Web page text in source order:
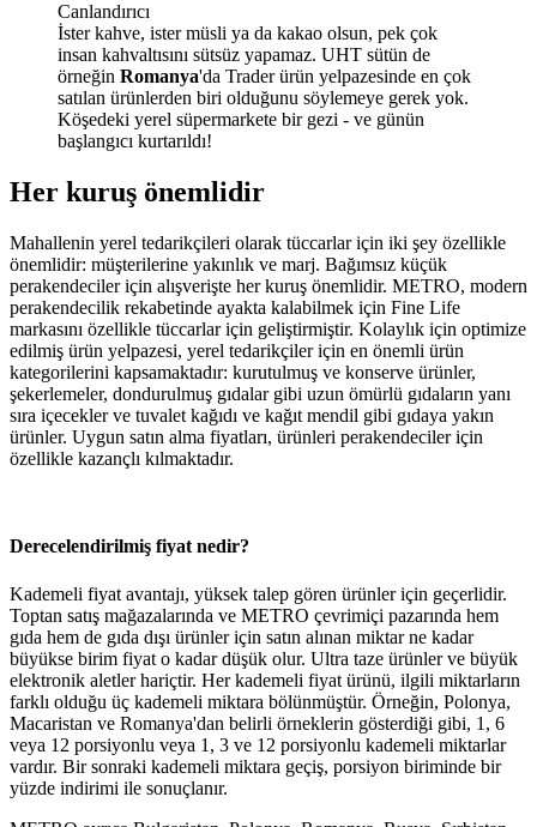
Canlandırıcı
İster kahve, ister müsli ya da kakao olsun, pek çok
insan kahvaltısını sütsüz yapamaz. UHT sütün de
örneğin Romanya'da Trader ürün yelpazesinde en çok
satılan ürünlerden biri olduğunu söylemeye gerek yok.
Köşedeki yerel süpermarkete bir gezi - ve günün
başlangıcı kurtarıldı!
Her kuruş önemlidir
Mahallenin yerel tedarikçileri olarak tüccarlar için iki şey özellikle
önemlidir: müşterilerine yakınlık ve marj. Bağımsız küçük
perakendeciler için alışverişte her kuruş önemlidir. METRO, modern
perakendecilik rekabetinde ayakta kalabilmek için Fine Life
markasını özellikle tüccarlar için geliştirmiştir. Kolaylık için optimize
edilmiş ürün yelpazesi, yerel tedarikçiler için en önemli ürün
kategorilerini kapsamaktadır: kurutulmuş ve konserve ürünler,
şekerlemeler, dondurulmuş gıdalar gibi uzun ömürlü gıdaların yanı
sıra içecekler ve tuvalet kağıdı ve kağıt mendil gibi gıdaya yakın
ürünler. Uygun satın alma fiyatları, ürünleri perakendeciler için
özellikle kazançlı kılmaktadır.
Derecelendirilmiş fiyat nedir?
Kademeli fiyat avantajı, yüksek talep gören ürünler için geçerlidir.
Toptan satış mağazalarında ve METRO çevrimiçi pazarında hem
gıda hem de gıda dışı ürünler için satın alınan miktar ne kadar
büyükse birim fiyat o kadar düşük olur. Ultra taze ürünler ve büyük
elektronik aletler hariçtir. Her kademeli fiyat ürünü, ilgili miktarların
farklı olduğu üç kademeli miktara bölünmüştür. Örneğin, Polonya,
Macaristan ve Romanya'dan belirli örneklerin gösterdiği gibi, 1, 6
veya 12 porsiyonlu veya 1, 3 ve 12 porsiyonlu kademeli miktarlar
vardır. Bir sonraki kademeli miktara geçiş, porsiyon biriminde bir
yüzde indirimi ile sonuçlanır.